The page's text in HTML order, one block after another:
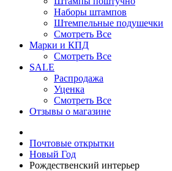
Наборы штампов
Штемпельные подушечки
Смотреть Все
Марки и КПД
Смотреть Все
SALE
Распродажа
Уценка
Смотреть Все
Отзывы о магазине
Почтовые открытки
Новый Год
Рождественский интерьер